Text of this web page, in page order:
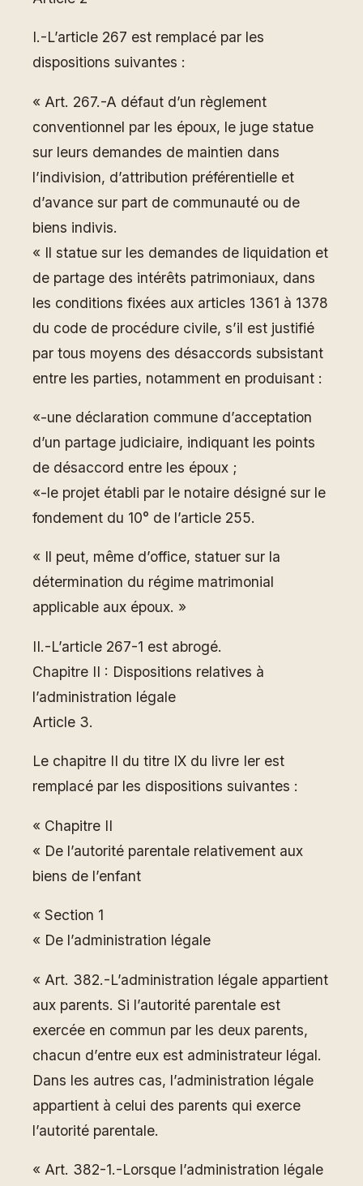
I.-L’article 267 est remplacé par les
dispositions suivantes :
« Art. 267.-A défaut d’un règlement
conventionnel par les époux, le juge statue
sur leurs demandes de maintien dans
l’indivision, d’attribution préférentielle et
d’avance sur part de communauté ou de
biens indivis.
« Il statue sur les demandes de liquidation et
de partage des intérêts patrimoniaux, dans
les conditions fixées aux articles 1361 à 1378
du code de procédure civile, s’il est justifié
par tous moyens des désaccords subsistant
entre les parties, notamment en produisant :
«-une déclaration commune d’acceptation
d’un partage judiciaire, indiquant les points
de désaccord entre les époux ;
«-le projet établi par le notaire désigné sur le
fondement du 10° de l’article 255.
« Il peut, même d’office, statuer sur la
détermination du régime matrimonial
applicable aux époux. »
II.-L’article 267-1 est abrogé.
Chapitre II : Dispositions relatives à
l’administration légale
Article 3.
Le chapitre II du titre IX du livre Ier est
remplacé par les dispositions suivantes :
« Chapitre II
« De l’autorité parentale relativement aux
biens de l’enfant
« Section 1
« De l’administration légale
« Art. 382.-L’administration légale appartient
aux parents. Si l’autorité parentale est
exercée en commun par les deux parents,
chacun d’entre eux est administrateur légal.
Dans les autres cas, l’administration légale
appartient à celui des parents qui exerce
l’autorité parentale.
« Art. 382-1.-Lorsque l’administration légale